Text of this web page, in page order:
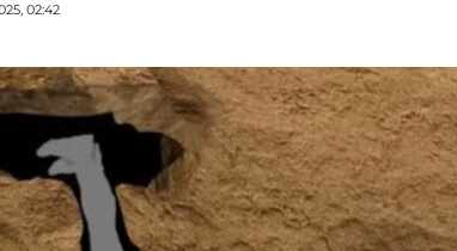
02:42